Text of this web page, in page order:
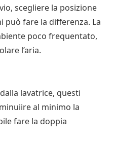
scegliere la posizione
può fare la differenza. La
poco frequentato,
l’aria.
lavatrice, questi
al minimo la
fare la doppia